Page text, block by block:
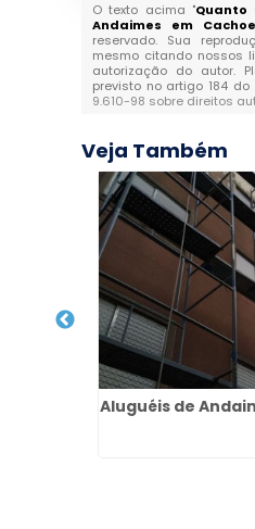
O texto acima "Quanto
Andaimes em
reservado. Sua
mesmo citando nossos
autorização do autor.
previsto no artigo 184 do
9.610-98 sobre direitos
Veja Também
Aluguéis de